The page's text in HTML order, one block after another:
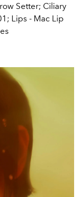
Setter; Ciliary
Lips - Mac Lip